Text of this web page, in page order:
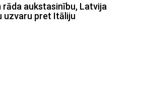
rāda aukstasinību, Latvija
uzvaru pret Itāliju